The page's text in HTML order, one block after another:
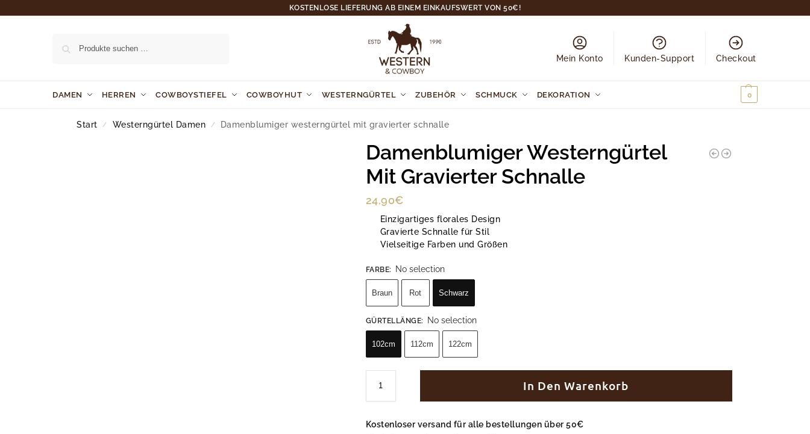
KOSTENLOSE LIEFERUNG AB EINEM EINKAUFSWERT VON 50€!
Mein Konto Kunden-Support Checkout
DAMEN HERREN COWBOYSTIEFEL COWBOYHUT WESTERNGÜRTEL ZUBEHÖR SCHMUCK DEKORATION 0
Start / Westerngürtel Damen / Damenblumiger westerngürtel mit gravierter schnalle
Damenblumiger Westerngürtel
Mit Gravierter Schnalle
24,90€
Einzigartiges florales Design
Gravierte Schnalle für Stil
Vielseitige Farben und Größen
FARBE: No selection
Braun Rot Schwarz
GÜRTELLÄNGE: No selection
102cm 112cm 122cm
In Den Warenkorb
Kostenloser versand für alle bestellungen über 50€